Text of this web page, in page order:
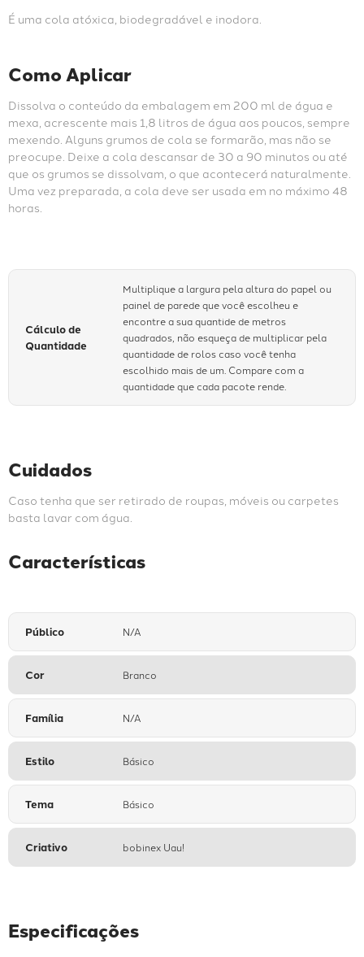
É uma cola atóxica, biodegradável e inodora.
Como Aplicar
Dissolva o conteúdo da embalagem em 200 ml de água e
mexa, acrescente mais 1,8 litros de água aos poucos, sempre
mexendo. Alguns grumos de cola se formarão, mas não se
preocupe. Deixe a cola descansar de 30 a 90 minutos ou até
que os grumos se dissolvam, o que acontecerá naturalmente.
Uma vez preparada, a cola deve ser usada em no máximo 48
horas.
Cálculo de
Quantidade
Multiplique a largura pela altura do papel ou
painel de parede que você escolheu e
encontre a sua quantide de metros
quadrados, não esqueça de multiplicar pela
quantidade de rolos caso você tenha
escolhido mais de um. Compare com a
quantidade que cada pacote rende.
Cuidados
Caso tenha que ser retirado de roupas, móveis ou carpetes
basta lavar com água.
Características
Público N/A
Cor Branco
Família N/A
Estilo Básico
Tema Básico
Criativo bobinex Uau!
Especificações